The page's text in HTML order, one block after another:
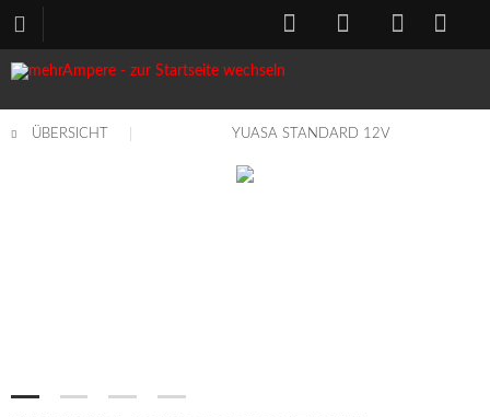
ÜBERSICHT YUASA STANDARD 12V